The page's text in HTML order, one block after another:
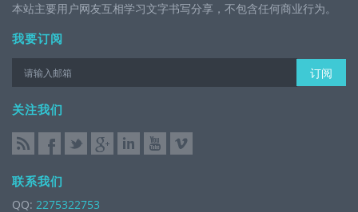
本站主要用户网友互相学习文字书写分享，不包含任何商业行为。
我要订阅
订阅
关注我们
联系我们
QQ: 2275322753